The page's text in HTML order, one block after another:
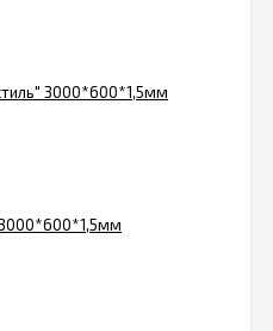
3000*600*1,5мм